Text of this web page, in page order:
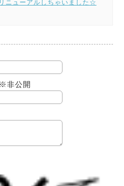
ニューアルしちゃいました☆
※非公開